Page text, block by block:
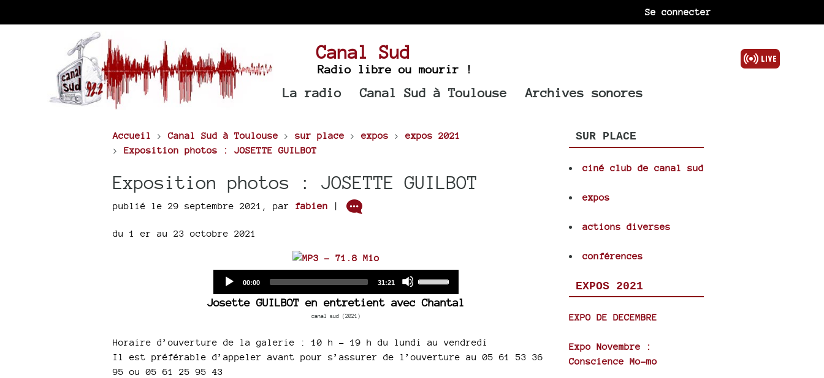
Se connecter
Canal Sud
Radio libre ou mourir !
La radio Canal Sud à Toulouse Archives sonores
Accueil >Canal Sud à Toulouse > sur place > expos > expos 2021
> Exposition photos : JOSETTE GUILBOT
Exposition photos : JOSETTE GUILBOT
publié le 29 septembre 2021 par fabien |
du 1 er au 23 octobre 2021
Current
00:00
Total
31:21
Arrow
Josette GUILBOT en entretient avec Chantal
canal sud (2021)
Horaire d’ouverture de la galerie : 10 h – 19 h du lundi au vendredi
Il est préférable d’appeler avant pour s’assurer de l’ouverture au 05 61 53 36
95 ou 05 61 25 95 43
SUR PLACE
ciné club de canal sud
expos
actions diverses
conférences
EXPOS 2021
EXPO DE DECEMBRE
Expo Novembre :
Conscience Mo-mo